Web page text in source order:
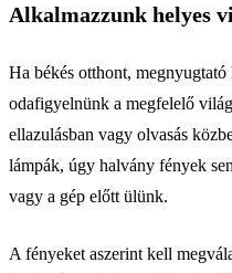
Alkalmazzunk helyes
Ha békés otthont,
odafigyelnünk a megfelelő
ellazulásban vagy olvasás
lámpák, úgy halvány fények
vagy a gép előtt ülünk.
A fényeket aszerint kell